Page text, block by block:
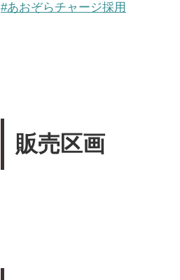
#あおぞらチャージ採用
販売区画